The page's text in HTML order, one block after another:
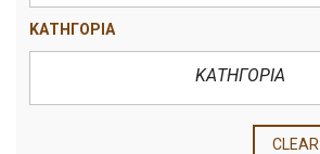
ΚΑΤΗΓΟΡΙΑ
ΚΑΤΗΓΟΡΙΑ
CLEAR